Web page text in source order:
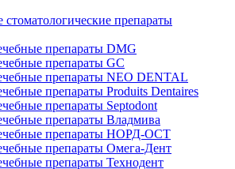
стоматологические препараты
препараты DMG
препараты GC
препараты NEO DENTAL
препараты Produits Dentaires
препараты Septodont
препараты Владмива
препараты НОРД-ОСТ
препараты Омега-Дент
препараты Технодент